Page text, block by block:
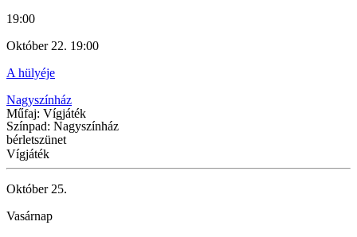
19:00
Október 22. 19:00
A hülyéje
Nagyszínház
Műfaj: Vígjáték
Színpad: Nagyszínház
bérletszünet
Vígjáték
Október 25.
Vasárnap